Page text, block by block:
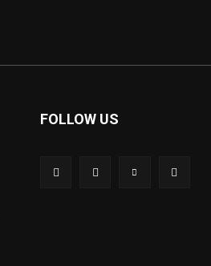
FOLLOW US